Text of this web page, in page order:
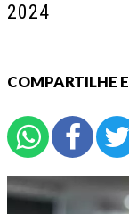
2024
COMPARTILHE